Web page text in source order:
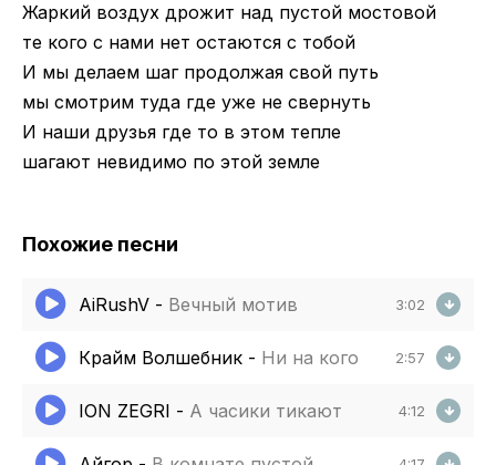
Жаркий воздух дрожит над пустой мостовой
те кого с нами нет остаются с тобой
И мы делаем шаг продолжая свой путь
мы смотрим туда где уже не свернуть
И наши друзья где то в этом тепле
шагают невидимо по этой земле
Похожие песни
AiRushV - Вечный мотив 3:02
Крайм Волшебник - Ни на кого 2:57
ION ZEGRI - А часики тикают 4:12